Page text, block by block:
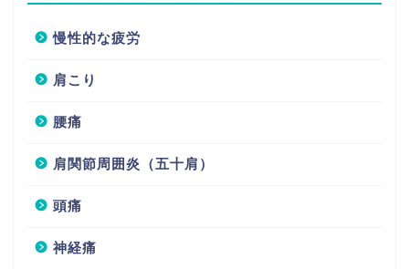
慢性的な疲労
肩こり
腰痛
肩関節周囲炎（五十肩）
頭痛
神経痛